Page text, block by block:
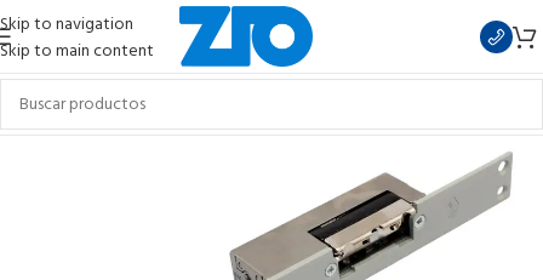
Skip to navigation
Skip to main content